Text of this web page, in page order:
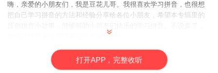
嗨，亲爱的小朋友们，我是豆花儿哥。我很喜欢学习拼音，也很想
把自己学习拼音的方法和经验分享给各位小朋友，希望本专辑里的
咱们赶快开启学习拼音的快乐旅程吧！
打开APP，完整收听